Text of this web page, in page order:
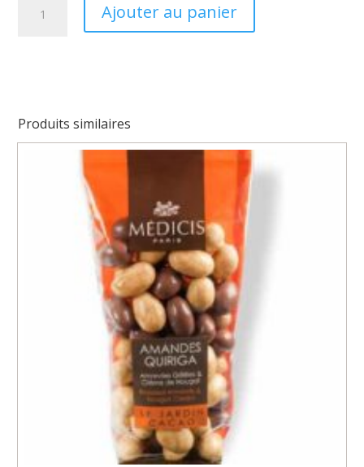
Ajouter au panier
Produits similaires